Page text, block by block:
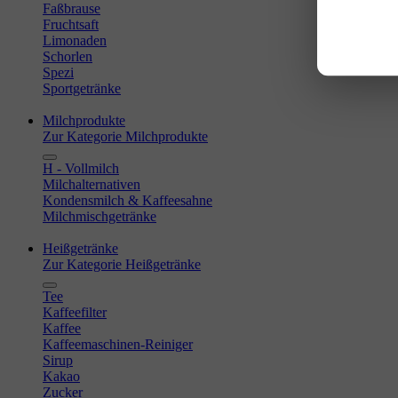
Faßbrause
Fruchtsaft
Limonaden
Schorlen
Spezi
Sportgetränke
Milchprodukte
Zur Kategorie Milchprodukte
H - Vollmilch
Milchalternativen
Kondensmilch & Kaffeesahne
Milchmischgetränke
Heißgetränke
Zur Kategorie Heißgetränke
Tee
Kaffeefilter
Kaffee
Kaffeemaschinen-Reiniger
Sirup
Kakao
Zucker